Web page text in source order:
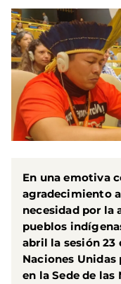
En una emotiva
agradecimiento
necesidad por la
pueblos
abril la sesión 23
Naciones Unidas
en laSede de las